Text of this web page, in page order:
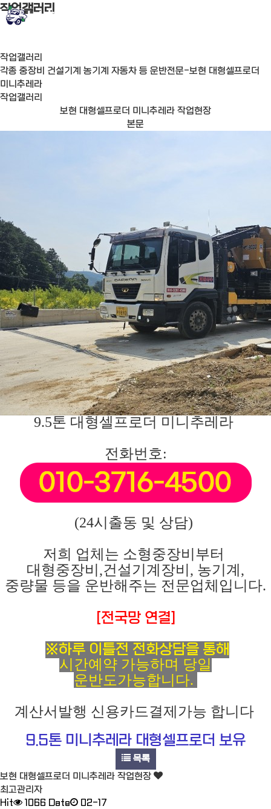
작업갤러리
작업갤러리
각종 중장비 건설기계 농기계 자동차 등 운반전문-보현 대형셀프로더
미니추레라
작업갤러리
보현 대형셀프로더 미니추레라 작업현장
본문
9.5톤 대형셀프로더 미니추레라
전화번호:
(24시출동 및 상담)
저희 업체는 소형중장비부터
대형중장비,건설기계장비, 농기계,
중량물 등을 운반해주는 전문업체입니다.
[전국망 연결]
※하루 이틀전 전화상담을 통해
시간예약 가능하며 당일
운반도가능합니다.
계산서발행 신용카드결제가능 합니다
9.5톤 미니추레라 대형셀프로더 보유
목록
보현 대형셀프로더 미니추레라 작업현장
최고관리자
Hit
1066 Date
02-17